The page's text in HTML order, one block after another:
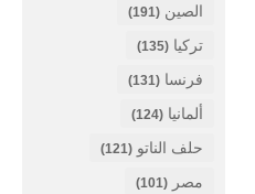
الصين (191)
تركيا (135)
فرنسا (131)
ألمانيا (124)
حلف الناتو (121)
مصر (101)